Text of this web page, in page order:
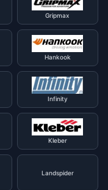
Gripmax
Hankook
Infinity
Kleber
Landspider